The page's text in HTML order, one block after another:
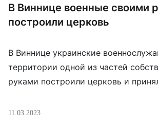
В Виннице военные своими
построили церковь
В Виннице украинские
территории одной из частей
руками построили церковь и
честь святого великомученика
11.03.2023